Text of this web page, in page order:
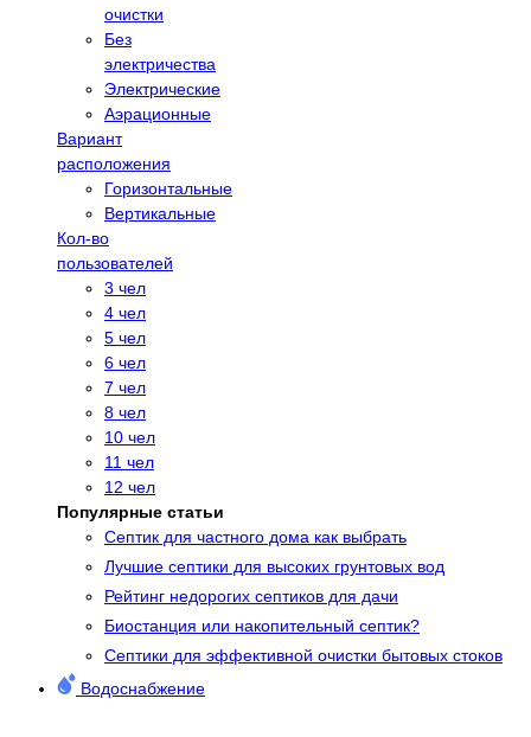
очистки
Без
электричества
Электрические
Аэрационные
Вариант
расположения
Горизонтальные
Вертикальные
Кол-во
пользователей
3 чел
4 чел
5 чел
6 чел
7 чел
8 чел
10 чел
11 чел
12 чел
Популярные статьи
Cептик для частного дома как выбрать
Лучшие септики для высоких грунтовых вод
Рейтинг недорогих септиков для дачи
Биостанция или накопительный септик?
Септики для эффективной очистки бытовых стоков
Водоснабжение